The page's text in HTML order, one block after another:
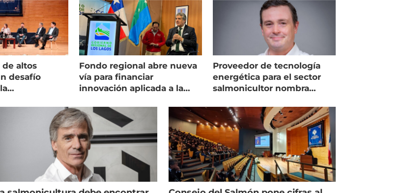
de altos
desafío
Fondo regional abre nueva
vía para financiar
innovación aplicada a la
Proveedor de tecnología
energética para el sector
salmonicultor nombra